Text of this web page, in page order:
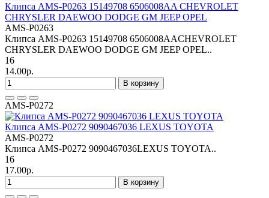
Клипса AMS-P0263 15149708 6506008AA CHEVROLET
CHRYSLER DAEWOO DODGE GM JEEP OPEL
AMS-P0263
Клипса AMS-P0263 15149708 6506008AACHEVROLET
CHRYSLER DAEWOO DODGE GM JEEP OPEL..
16
14.00р.
В корзину
AMS-P0272
Клипса AMS-P0272 9090467036 LEXUS TOYOTA
AMS-P0272
Клипса AMS-P0272 9090467036LEXUS TOYOTA..
16
17.00р.
В корзину